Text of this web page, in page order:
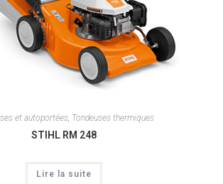
et autoportées Tondeuses thermiques
STIHL RM 248
Lire la suite